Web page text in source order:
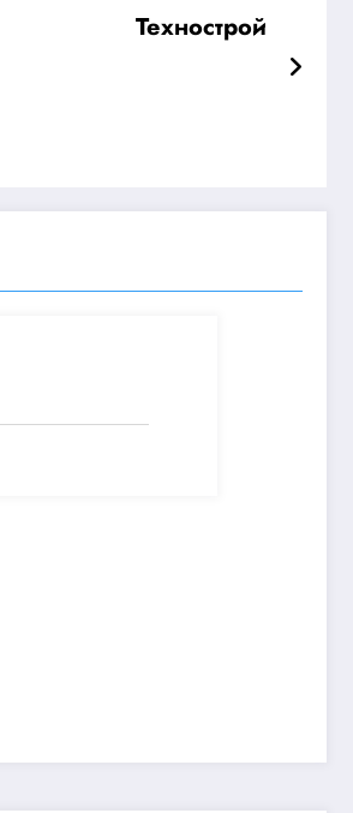
Технострой